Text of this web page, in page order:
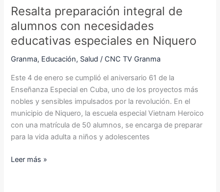
Resalta preparación integral de
alumnos con necesidades
educativas especiales en Niquero
Granma, Educación, Salud / CNC TV Granma
Este 4 de enero se cumplió el aniversario 61 de la
Enseñanza Especial en Cuba, uno de los proyectos más
nobles y sensibles impulsados por la revolución. En el
municipio de Niquero, la escuela especial Vietnam Heroico
con una matrícula de 50 alumnos, se encarga de preparar
para la vida adulta a niños y adolescentes
Niquero
Leer más »